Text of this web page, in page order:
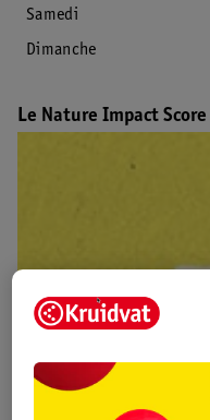
Samedi
Dimanche
Le Nature Impact Score